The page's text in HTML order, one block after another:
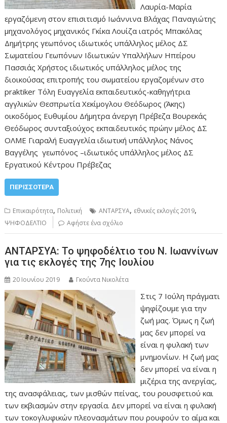
Λαυρία-Μαρία
εργαζόμενη στον επισιτισμό Ιωάννινα Βλάχας Παναγιώτης
μηχανολόγος μηχανικός Γκίκα Λουίζα ιατρός Μπακόλας
Δημήτρης γεωπόνος ιδιωτικός υπάλληλος μέλος ΔΣ
Σωματείου Γεωπόνων Ιδιωτικών Υπαλλήλων Ηπείρου
Πασσιάς Χρήστος ιδιωτικός υπάλληλος μέλος της
διοικούσας επιτροπής του σωματείου εργαζομένων στο
praktiker Τόλη Ευαγγελία εκπαιδευτικός-καθηγήτρια
αγγλικών Θεσπρωτία Χεκίμογλου Θεόδωρος (Άκης)
οικοδόμος Ευθυμίου Δήμητρα άνεργη Πρέβεζα Βουρεκάς
Θεόδωρος συνταξιούχος εκπαιδευτικός πρώην μέλος ΔΣ
ΟΛΜΕ Γιαραλή Ευαγγελία ιδιωτική υπάλληλος Νάνος
Βαγγέλης γεωπόνος –ιδιωτικός υπάλληλος μέλος ΔΣ
Εργατικού Κέντρου Πρέβεζας
ΠΕΡΙΣΣΌΤΕΡΑ
Επικαιρότητα, Πολιτική ΑΝΤΑΡΣΥΑ, εθνικές εκλογές 2019,
ΨΗΦΟΔΕΛΤΙΟ Αφήστε ένα σχόλιο
ΑΝΤΑΡΣΥΑ: Το ψηφοδέλτιο του Ν. Ιωαννίνων
για τις εκλογές της 7ης Ιουλίου
20 Ιουνίου 2019 Γκούντα Νικολέτα
Στις 7 Ιούλη πράγματι
ψηφίζουμε για την
ζωή μας. Όμως η ζωή
μας δεν μπορεί να
είναι η φυλακή των
μνημονίων. Η ζωή μας
δεν μπορεί να είναι η
μιζέρια της ανεργίας,
της ανασφάλειας, των μισθών πείνας, του ρουσφετιού και
των εκβιασμών στην εργασία. Δεν μπορεί να είναι η φυλακή
των τοκογλυφικών πλεονασμάτων που ρουφούν το αίμα και